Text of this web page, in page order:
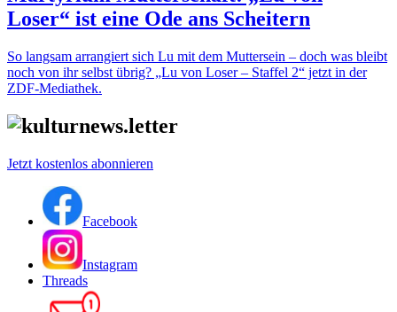
Loser“ ist eine Ode ans Scheitern
So langsam arrangiert sich Lu mit dem Muttersein – doch was bleibt
noch von ihr selbst übrig? „Lu von Loser – Staffel 2“ jetzt in der
ZDF-Mediathek.
Jetzt kostenlos abonnieren
Facebook
Instagram
Threads